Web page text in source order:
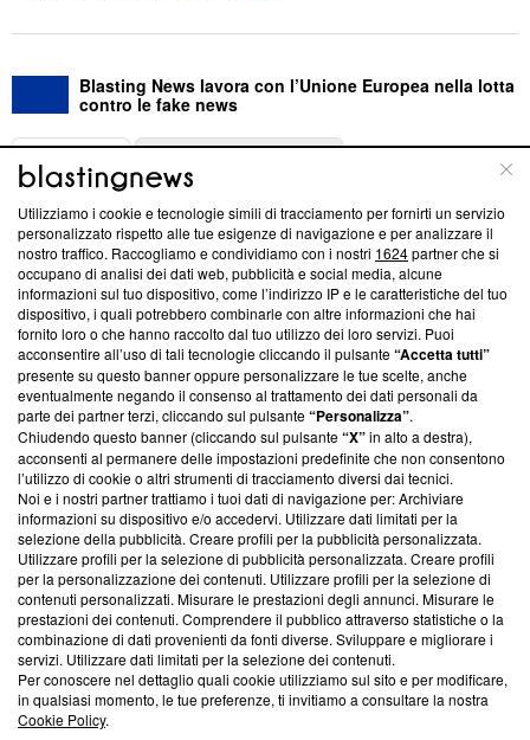
Blasting News lavora con l’Unione Europea nella lotta
contro le fake news
ABOUT
Questa sezione offre informazioni trasparenti su Blasting
News, sui nostri processi editoriali e su come ci impegniamo a
creare news di qualità. Inoltre, afferma la nostra aderenza a
‘Trust Project - News with Integrity’Blasting News non è
ancora membro del programma, ma ha richiesto di farne
parte; Trust Project non ha ancora effettuato una verifica di
conformità agli standard.
Su di noi
Team editoriale
Corporate
Redazione
Informativa Privacy
Cookie Policy
Blasting SA, IDI CHE-247.845.224, Via Carlo Frasca, 3 - 6900
Lugano (Svizzera) Tel:+39 0690258937
Utilizziamo i cookie e tecnologie simili di tracciamento per fornirti un servizio
personalizzato rispetto alle tue esigenze di navigazione e per analizzare il
nostro traffico. Raccogliamo e condividiamo con i nostri 1624partner che si
occupano di analisi dei dati web, pubblicità e social media, alcune
informazioni sul tuo dispositivo, come l’indirizzo IP e le caratteristiche del tuo
dispositivo, i quali potrebbero combinarle con altre informazioni che hai
fornito loro o che hanno raccolto dal tuo utilizzo dei loro servizi. Puoi
acconsentire all’uso di tali tecnologie cliccando il pulsante“Accetta tutti”
presente su questo banner oppure personalizzare le tue scelte, anche
eventualmente negando il consenso al trattamento dei dati personali da
parte dei partner terzi, cliccando sul pulsante“Personalizza”.
Chiudendo questo banner (cliccando sul pulsante“X”in alto a destra),
acconsenti al permanere delle impostazioni predefinite che non consentono
l’utilizzo di cookie o altri strumenti di tracciamento diversi dai tecnici.
Noi e i nostri partner trattiamo i tuoi dati di navigazione per: Archiviare
informazioni su dispositivo e/o accedervi. Utilizzare dati limitati per la
selezione della pubblicità. Creare profili per la pubblicità personalizzata.
Utilizzare profili per la selezione di pubblicità personalizzata. Creare profili
per la personalizzazione dei contenuti. Utilizzare profili per la selezione di
contenuti personalizzati. Misurare le prestazioni degli annunci. Misurare le
prestazioni dei contenuti. Comprendere il pubblico attraverso statistiche o la
combinazione di dati provenienti da fonti diverse. Sviluppare e migliorare i
servizi. Utilizzare dati limitati per la selezione dei contenuti.
Per conoscere nel dettaglio quali cookie utilizziamo sul sito e per modificare,
in qualsiasi momento, le tue preferenze, ti invitiamo a consultare la nostra
Cookie Policy.